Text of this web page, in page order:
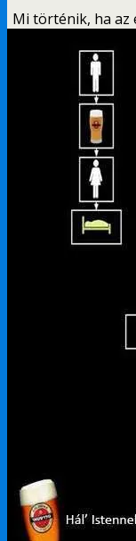
Mi történik, ha az